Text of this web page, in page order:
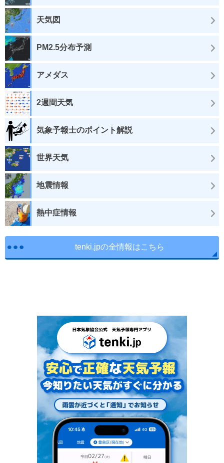
天気図
PM2.5分布予測
アメダス
2週間天気
気象予報士のポイント解説
世界天気
地震情報
熱中症情報
tenki.jpの全情報はこちら